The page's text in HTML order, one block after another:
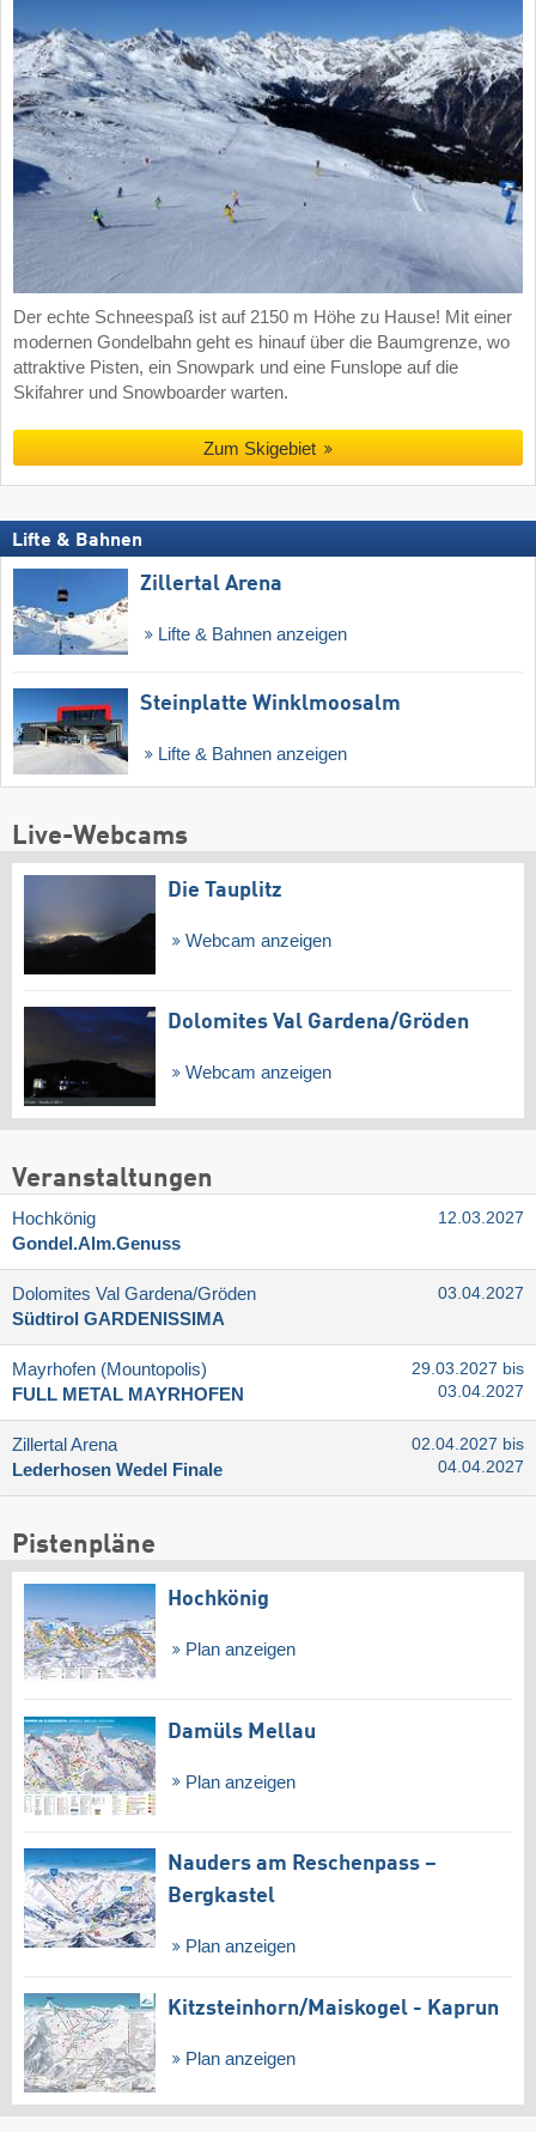
Der echte Schneespaß ist auf 2150 m Höhe zu Hause! Mit einer
modernen Gondelbahn geht es hinauf über die Baumgrenze, wo
attraktive Pisten, ein Snowpark und eine Funslope auf die
Skifahrer und Snowboarder warten.
Zum Skigebiet
Lifte & Bahnen
Zillertal Arena
Lifte & Bahnen anzeigen
Steinplatte Winklmoosalm
Lifte & Bahnen anzeigen
Live-Webcams
Die Tauplitz
Webcam anzeigen
Dolomites Val Gardena/​Gröden
Webcam anzeigen
Veranstaltungen
Hochkönig
Gondel.Alm.Genuss
12.03.2027
Dolomites Val Gardena/​Gröden
Südtirol GARDENISSIMA
03.04.2027
Mayrhofen (Mountopolis)
FULL METAL MAYRHOFEN
29.03.2027 bis
03.04.2027
Zillertal Arena
Lederhosen Wedel Finale
02.04.2027 bis
04.04.2027
Pistenpläne
Hochkönig
Plan anzeigen
Damüls Mellau
Plan anzeigen
Nauders am Reschenpass –
Bergkastel
Plan anzeigen
Kitzsteinhorn/​Maiskogel - Kaprun
Plan anzeigen